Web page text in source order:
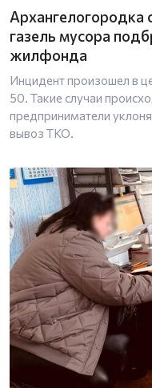
Архангелогородка
газель мусора
жилфонда
Инцидент произошел в
50. Такие случаи
предприниматели
вывоз ТКО.